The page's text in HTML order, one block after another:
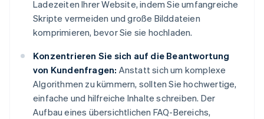
Ladezeiten Ihrer Website, indem Sie umfangreiche
Skripte vermeiden und große Bilddateien
komprimieren, bevor Sie sie hochladen.
Konzentrieren Sie sich auf die Beantwortung
von Kundenfragen: Anstatt sich um komplexe
Algorithmen zu kümmern, sollten Sie hochwertige,
einfache und hilfreiche Inhalte schreiben. Der
Aufbau eines übersichtlichen FAQ-Bereichs,